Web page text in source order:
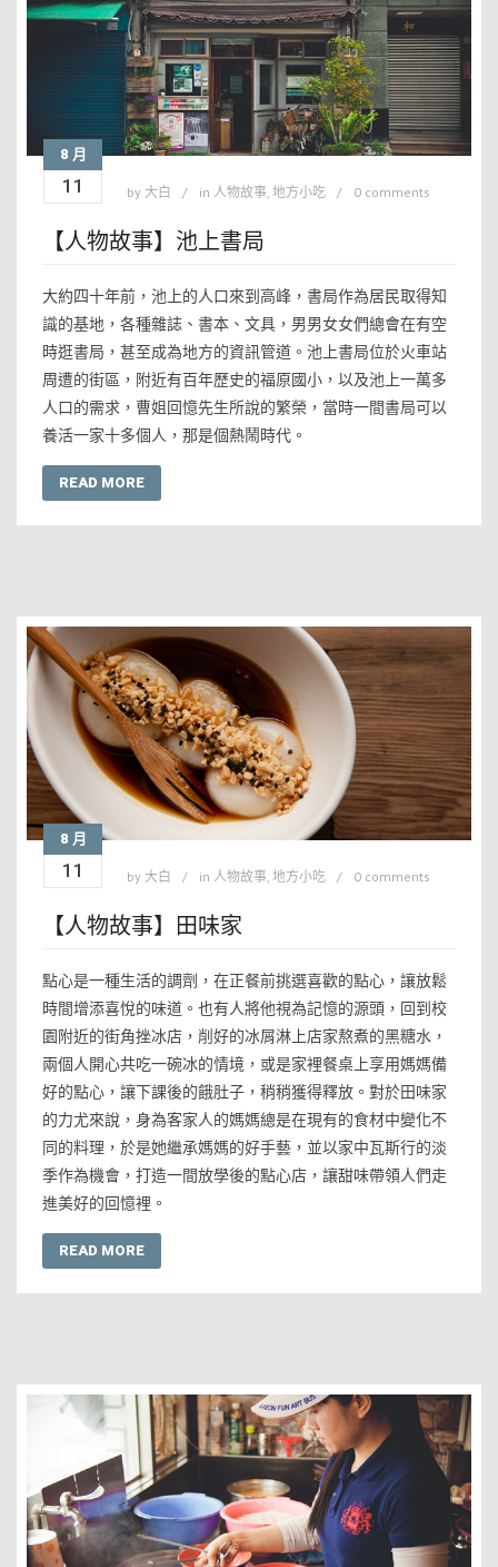
8 月
11 by 大白 in 人物故事 地方小吃 0 comments
【人物故事】池上書局
大約四十年前，池上的人口來到高峰，書局作為居民取得知
識的基地，各種雜誌、書本、文具，男男女女們總會在有空
時逛書局，甚至成為地方的資訊管道。池上書局位於火車站
周遭的街區，附近有百年歷史的福原國小，以及池上一萬多
人口的需求，曹姐回憶先生所說的繁榮，當時一間書局可以
養活一家十多個人，那是個熱鬧時代。
READ MORE
8 月
11 by 大白 in 人物故事, 地方小吃 0 comments
【人物故事】田味家
點心是一種生活的調劑，在正餐前挑選喜歡的點心，讓放鬆
時間增添喜悅的味道。也有人將他視為記憶的源頭，回到校
園附近的街角挫冰店，削好的冰屑淋上店家熬煮的黑糖水，
兩個人開心共吃一碗冰的情境，或是家裡餐桌上享用媽媽備
好的點心，讓下課後的餓肚子，稍稍獲得釋放。對於田味家
的力尤來說，身為客家人的媽媽總是在現有的食材中變化不
同的料理，於是她繼承媽媽的好手藝，並以家中瓦斯行的淡
季作為機會，打造一間放學後的點心店，讓甜味帶領人們走
進美好的回憶裡。
READ MORE